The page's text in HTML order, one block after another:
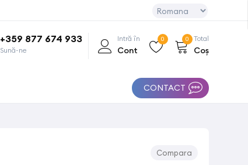
+359 877 674 933
Sună-ne
Intră în
Cont
0 Total
Coș
0
CONTACT
Compara